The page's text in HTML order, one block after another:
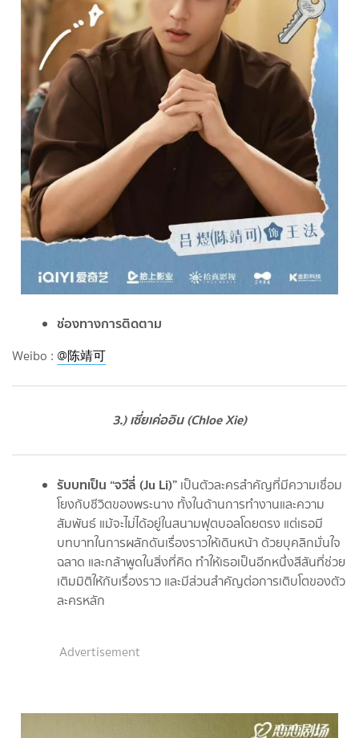
ช่องทางการติดตาม
Weibo : @陈靖可
3.) เซี่ยเค่ออิน (Chloe Xie)
รับบทเป็น “จวีลี่ (Ju Li)” เป็นตัวละครสำคัญที่มีความเชื่อม
โยงกับชีวิตของพระนาง ทั้งในด้านการทำงานและความ
สัมพันธ์ แม้จะไม่ได้อยู่ในสนามฟุตบอลโดยตรง แต่เธอมี
บทบาทในการผลักดันเรื่องราวให้เดินหน้า ด้วยบุคลิกมั่นใจ
ฉลาด และกล้าพูดในสิ่งที่คิด ทำให้เธอเป็นอีกหนึ่งสีสันที่ช่วย
เติมมิติให้กับเรื่องราว และมีส่วนสำคัญต่อการเติบโตของตัว
ละครหลัก
Advertisement